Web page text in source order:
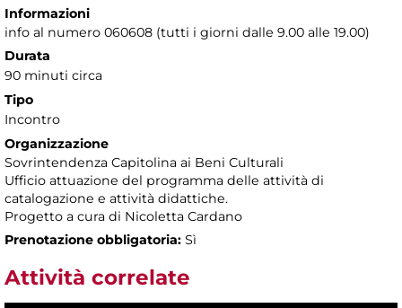
Informazioni
info al numero 060608 (tutti i giorni dalle 9.00 alle 19.00)
Durata
90 minuti circa
Tipo
Incontro
Organizzazione
Sovrintendenza Capitolina ai Beni Culturali
Ufficio attuazione del programma delle attività di
catalogazione e attività didattiche.
Progetto a cura di Nicoletta Cardano
Prenotazione obbligatoria: Sì
Attività correlate